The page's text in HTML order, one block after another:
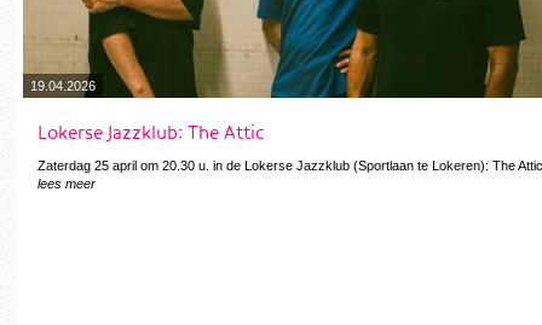
19.04.2026
Lokerse Jazzklub: The Attic
Zaterdag 25 april om 20.30 u. in de Lokerse Jazzklub (Sportlaan te Lokeren): The
lees meer